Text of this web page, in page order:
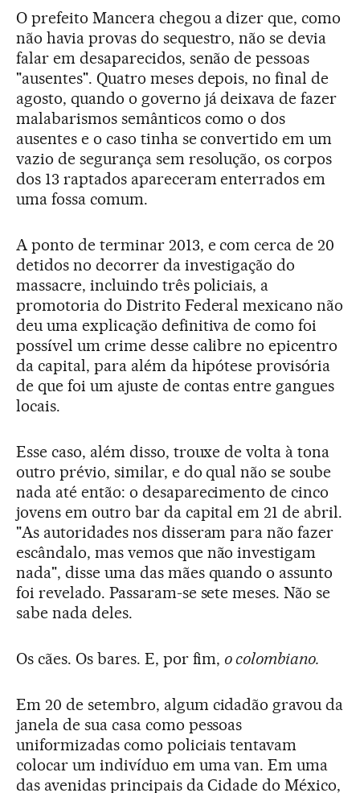
O prefeito Mancera chegou a dizer que, como
não havia provas do sequestro, não se devia
falar em desaparecidos, senão de pessoas
"ausentes". Quatro meses depois, no final de
agosto, quando o governo já deixava de fazer
malabarismos semânticos como o dos
ausentes e o caso tinha se convertido em um
vazio de segurança sem resolução, os corpos
dos 13 raptados apareceram enterrados em
uma fossa comum.
A ponto de terminar 2013, e com cerca de 20
detidos no decorrer da investigação do
massacre, incluindo três policiais, a
promotoria do Distrito Federal mexicano não
deu uma explicação definitiva de como foi
possível um crime desse calibre no epicentro
da capital, para além da hipótese provisória
de que foi um ajuste de contas entre gangues
locais.
Esse caso, além disso, trouxe de volta à tona
outro prévio, similar, e do qual não se soube
nada até então: o desaparecimento de cinco
jovens em outro bar da capital em 21 de abril.
"As autoridades nos disseram para não fazer
escândalo, mas vemos que não investigam
nada", disse uma das mães quando o assunto
foi revelado. Passaram-se sete meses. Não se
sabe nada deles.
Os cães. Os bares. E, por fim, o colombiano.
Em 20 de setembro, algum cidadão gravou da
janela de sua casa como pessoas
uniformizadas como policiais tentavam
colocar um indivíduo em uma van. Em uma
das avenidas principais da Cidade do México,